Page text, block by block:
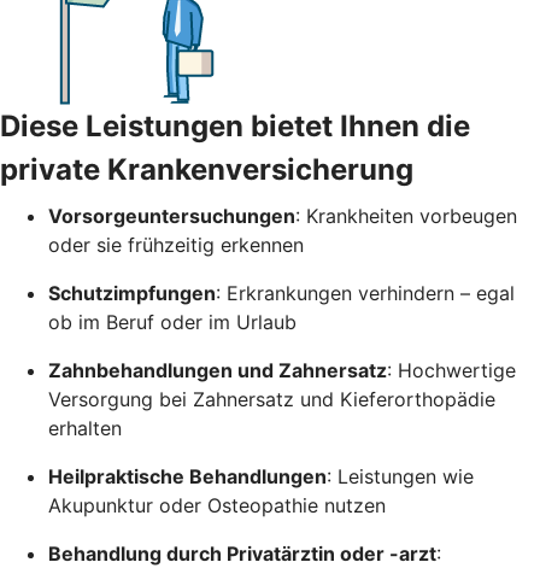
Diese Leistungen bietet Ihnen die
private Krankenversicherung
Vorsorgeuntersuchungen: Krankheiten vorbeugen
oder sie frühzeitig erkennen
Schutzimpfungen: Erkrankungen verhindern – egal
ob im Beruf oder im Urlaub
Zahnbehandlungen und Zahnersatz: Hochwertige
Versorgung bei Zahnersatz und Kieferorthopädie
erhalten
Heilpraktische Behandlungen: Leistungen wie
Akupunktur oder Osteopathie nutzen
Behandlung durch Privatärztin oder -arzt: